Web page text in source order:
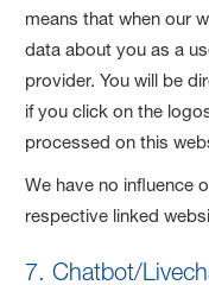
means that when our
data about you as a
provider. You will be
if you click on the
processed on this
We have no influence
respective linked
7. Chatbot/